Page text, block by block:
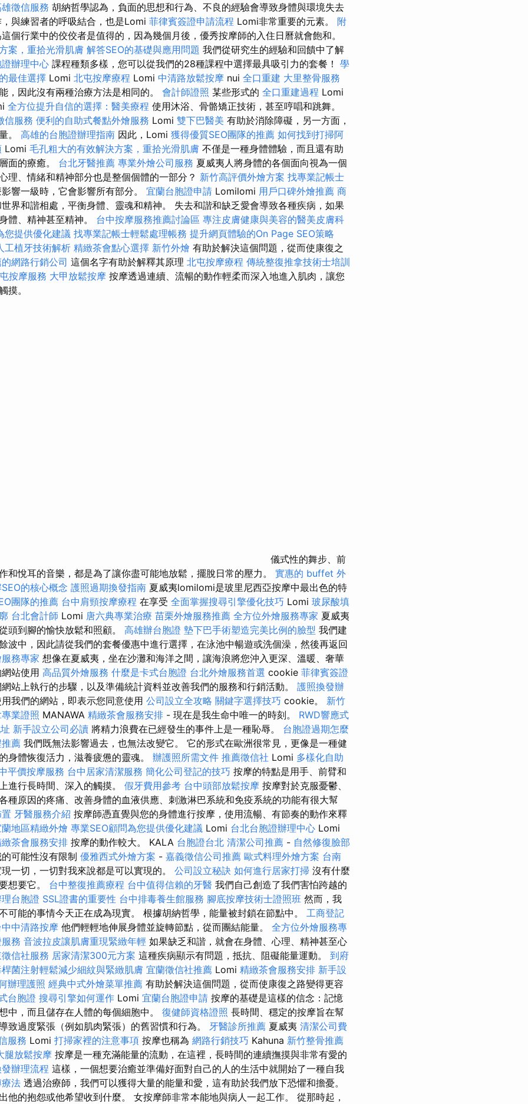
徵信服務 胡納哲學認為，負面的思想和行為、不良的經驗會導致身體與環境失去
與練習者的呼吸結合，也是Lomi 菲律賓簽證申請流程 Lomi非常重要的元素。 附
這個行業中的佼佼者是值得的，因為幾個月後，優秀按摩師的入住日曆就會飽和。
案，重拾光滑肌膚 解答SEO的基礎與應用問題 我們從研究生的經驗和回饋中了解
辦理中心 課程種類多樣，您可以從我們的28種課程中選擇最具吸引力的套餐！ 學
最佳選擇 Lomi 北屯按摩療程 Lomi 中清路放鬆按摩 nui 全口重建 大里整骨服務
，因此沒有兩種治療方法是相同的。 會計師證照 某些形式的 全口重建過程 Lomi
全方位提升自信的選擇：醫美療程 使用沐浴、骨骼矯正技術，甚至哼唱和跳舞。
信服務 便利的自助式餐點外燴服務 Lomi 雙下巴醫美 有助於消除障礙，另一方面，
。 高雄的台胞證辦理指南 因此，Lomi 獲得優質SEO團隊的推薦 如何找到打掃阿
Lomi 毛孔粗大的有效解決方案，重拾光滑肌膚 不僅是一種身體體驗，而且還有助
面的療癒。 台北牙醫推薦 專業外燴公司服務 夏威夷人將身體的各個面向視為一個
理、情緒和精神部分也是整個個體的一部分？ 新竹高評價外燴方案 找專業記帳士
響一級時，它會影響所有部分。 宜蘭台胞證申請 Lomilomi 用戶口碑外燴推薦 商
界和諧相處，平衡身體、靈魂和精神。 失去和諧和缺乏愛會導致各種疾病，如果
體、精神甚至精神。 台中按摩服務推薦討論區 專注皮膚健康與美容的醫美皮膚科
您提供優化建議 找專業記帳士輕鬆處理帳務 提升網頁體驗的On Page SEO策略
工植牙技術解析 精緻茶會點心選擇 新竹外燴 有助於解決這個問題，從而使康復之
網路行銷公司 這個名字有助於解釋其原理 北屯按摩療程 傳統整復推拿技術士培訓
按摩服務 大甲放鬆按摩 按摩透過連續、流暢的動作輕柔而深入地進入肌肉，讓您
摸。
儀式性的舞步、前
和悅耳的音樂，都是為了讓你盡可能地放鬆，擺脫日常的壓力。 實惠的 buffet 外
的核心概念 護照過期換發指南 夏威夷lomilomi是玻里尼西亞按摩中最出色的特
團隊的推薦 台中肩頸按摩療程 在享受 全面掌握搜尋引擎優化技巧 Lomi 玻尿酸填
台北會計師 Lomi 唐六典專業治療 苗栗外燴服務推薦 全方位外燴服務專家 夏威夷
頭到腳的愉快放鬆和照顧。 高雄辦台胞證 墊下巴手術塑造完美比例的臉型 我們建
波中，因此請從我們的套餐優惠中進行選擇，在泳池中暢遊或洗個澡，然後再返回
務專家 想像在夏威夷，坐在沙灘和海洋之間，讓海浪將您沖入更深、溫暖、奢華
站使用 高品質外燴服務 什麼是卡式台胞證 台北外燴服務首選 cookie 菲律賓簽證
站上執行的步驟，以及準備統計資料並改善我們的服務和行銷活動。 護照換發辦
我們的網站，即表示您同意使用 公司設立全攻略 關鍵字選擇技巧 cookie。 新竹
業證照 MANAWA 精緻茶會服務安排 - 現在是我生命中唯一的時刻。 RWD響應式
新手設立公司必讀 將精力浪費在已經發生的事件上是一種恥辱。 台胞證過期怎麼
薦 我們既無法影響過去，也無法改變它。 它的形式在歐洲很常見，更像是一種健
身體恢復活力，滋養疲憊的靈魂。 辦護照所需文件 推薦徵信社 Lomi 多樣化自助
平價按摩服務 台中居家清潔服務 簡化公司登記的技巧 按摩的特點是用手、前臂和
進行長時間、深入的觸摸。 假牙費用參考 台中頭部放鬆按摩 按摩對於克服憂鬱、
種原因的疼痛、改善身體的血液供應、刺激淋巴系統和免疫系統的功能有很大幫
牙醫服務介紹 按摩師憑直覺與您的身體進行按摩，使用流暢、有節奏的動作來釋
地區精緻外燴 專業SEO顧問為您提供優化建議 Lomi 台北台胞證辦理中心 Lomi
茶會服務安排 按摩的動作較大。 KALA 台胞證台北 清潔公司推薦 - 自然修復臉部
可能性沒有限制 優雅西式外燴方案 - 嘉義徵信公司推薦 歐式料理外燴方案 台南
一切，一切對我來說都是可以實現的。 公司設立秘訣 如何進行居家打掃 沒有什麼
想要它。 台中整復推薦療程 台中值得信賴的牙醫 我們自己創造了我們害怕跨越的
台胞證 SSL證書的重要性 台中排毒養生館服務 腳底按摩技術士證照班 然而，我
可能的事情今天正在成為現實。 根據胡納哲學，能量被封鎖在節點中。 工商登記
中中清路按摩 他們輕輕地伸展身體並旋轉節點，從而團結能量。 全方位外燴服務專
務 音波拉皮讓肌膚重現緊緻年輕 如果缺乏和諧，就會在身體、心理、精神甚至心
信社服務 居家清潔300元方案 這種疾病顯示有問題，抵抗、阻礙能量運動。 到府
菌注射輕鬆減少細紋與緊緻肌膚 宜蘭徵信社推薦 Lomi 精緻茶會服務安排 新手設
辦理護照 經典中式外燴菜單推薦 有助於解決這個問題，從而使康復之路變得更容
台胞證 搜尋引擎如何運作 Lomi 宜蘭台胞證申請 按摩的基礎是這樣的信念：記憶
中，而且儲存在人體的每個細胞中。 復健師資格證照 長時間、穩定的按摩旨在幫
致過度緊張（例如肌肉緊張）的舊習慣和行為。 牙醫診所推薦 夏威夷 清潔公司費
服務 Lomi 打掃家裡的注意事項 按摩也稱為 網路行銷技巧 Kahuna 新竹整骨推薦
腿放鬆按摩 按摩是一種充滿能量的流動，在這裡，長時間的連續撫摸與非常有愛的
辦理流程 這樣，一個想要治癒並準備好面對自己的人的生活中就開始了一種自我
法 透過治療師，我們可以獲得大量的能量和愛，這有助於我們放下恐懼和擔憂。
他的抱怨或他希望收到什麼。 女按摩師非常本能地與病人一起工作。 從那時起，